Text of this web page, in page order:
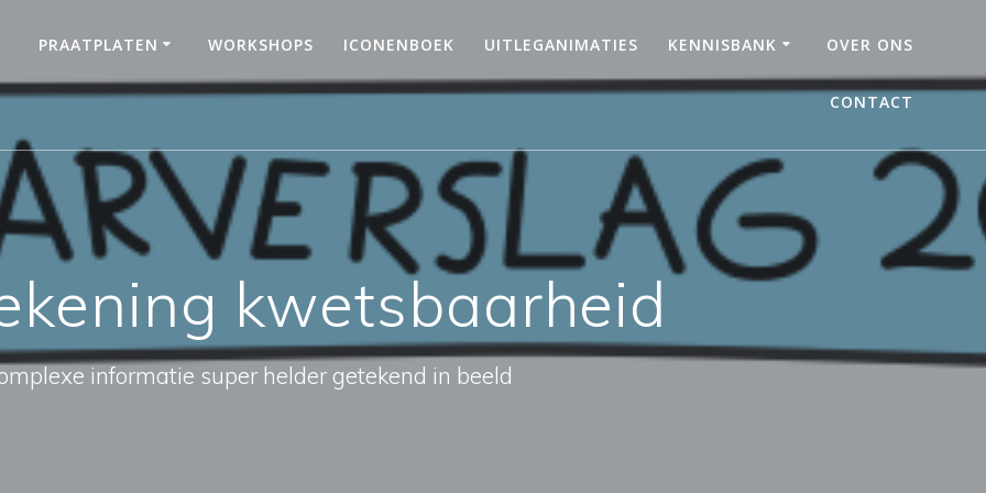
PRAATPLATEN WORKSHOPS ICONENBOEK UITLEGANIMATIES KENNISBANK OVER ONS
CONTACT
kwetsbaarheid
informatie super helder getekend in beeld